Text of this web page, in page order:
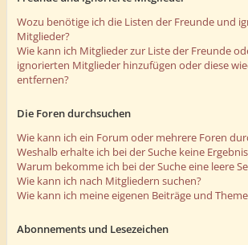
Wozu benötige ich die Listen der Freunde und
Mitglieder?
Wie kann ich Mitglieder zur Liste der Freunde
ignorierten Mitglieder hinzufügen oder diese
entfernen?
Die Foren durchsuchen
Wie kann ich ein Forum oder mehrere Foren
Weshalb erhalte ich bei der Suche keine
Warum bekomme ich bei der Suche eine leere
Wie kann ich nach Mitgliedern suchen?
Wie kann ich meine eigenen Beiträge und
Abonnements und Lesezeichen